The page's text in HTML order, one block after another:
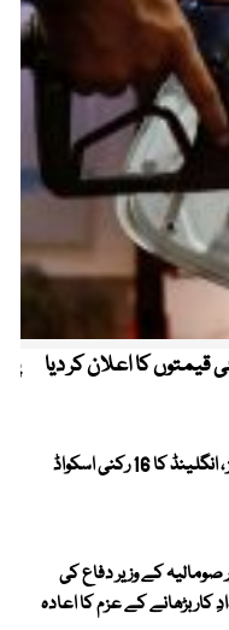
کا اعلان کر دیا
پاکستان کیخلاف ٹیسٹ سیریز ، انگلینڈ کا 16 رکنی اسکواڈ
کے وزیر دفاع کی
کار بڑھانے کے عزم کا اعادہ